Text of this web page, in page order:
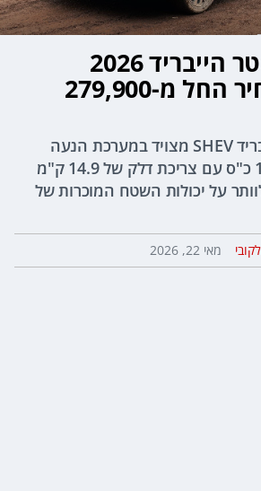
סובארו פורסטר הייבריד 2026
בישראל - מחיר החל מ-279,900
סובארו פורסטר הייבריד SHEV מצויד במערכת הנעה
היברידית מלאה 194 כ"ס עם צריכת דלק של 14.9 ק"מ
על יכולות השטח המוכרות של
מאי 22, 2026